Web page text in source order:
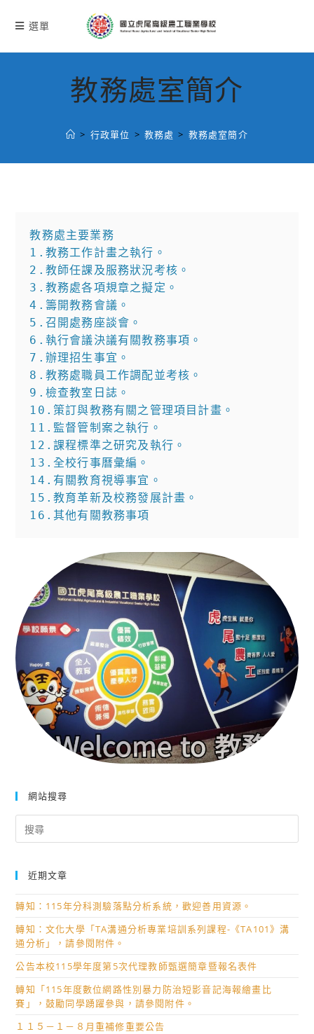
選單
教務處室簡介
> 行政單位 > 教務處 > 教務處室簡介
教務處主要業務
1.教務工作計畫之執行。
2.教師任課及服務狀況考核。
3.教務處各項規章之擬定。
4.籌開教務會議。
5.召開處務座談會。
6.執行會議決議有關教務事項。
7.辦理招生事宜。
8.教務處職員工作調配並考核。
9.檢查教室日誌。
10.策訂與教務有關之管理項目計畫。
11.監督管制案之執行。
12.課程標準之研究及執行。
13.全校行事曆彙編。
14.有關教育視導事宜。
15.教育革新及校務發展計畫。
16.其他有關教務事項
網站搜尋
for:
近期文章
轉知：115年分科測驗落點分析系統，歡迎善用資源。
轉知：文化大學「TA溝通分析專業培訓系列課程-《TA101》溝
通分析」，請參閱附件。
公告本校115學年度第5次代理教師甄選簡章暨報名表件
轉知「115年度數位網路性別暴力防治短影音記海報繪畫比
賽」，鼓勵同學踴躍參與，請參閱附件。
１１５－１－８月重補修重要公告